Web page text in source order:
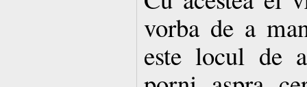
vorba de a
este locul de